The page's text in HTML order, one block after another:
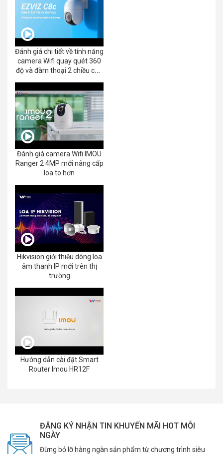
Đánh giá chi tiết về tính năng
camera Wifi quay quét 360
độ và đàm thoại 2 chiều của
Đánh giá camera Wifi IMOU
Ranger 2 4MP mới nâng cấp
loa to hơn
Hikvision giới thiệu dòng loa
âm thanh IP mới trên thị
trường
Hướng dẫn cài đặt Smart
Router Imou HR12F
ĐĂNG KÝ NHẬN TIN KHUYẾN MÃI HOT MỖI
NGÀY
Đừng bỏ lỡ hàng ngàn sản phẩm từ chương trình siêu